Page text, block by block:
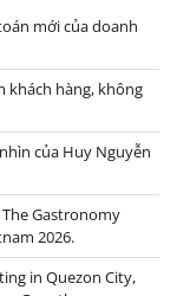
mới của doanh
khách hàng, không
của Huy Nguyễn
Gastronomy
2026.
in Quezon City,